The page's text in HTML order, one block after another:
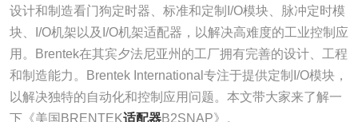
设计和制造看门狗定时器、标准和定制I/O模块、脉冲定时模
块、I/O机架以及I/O机架适配器，以解决高难度的工业控制应
用。Brentek在其宾夕法尼亚州的工厂拥有完善的设计、工程
和制造能力。Brentek International专注于提供定制I/O模块，
以解决独特的自动化和控制应用问题。本文带大家来了解一
下《美国BRENTEK适配器B2SNAP》。